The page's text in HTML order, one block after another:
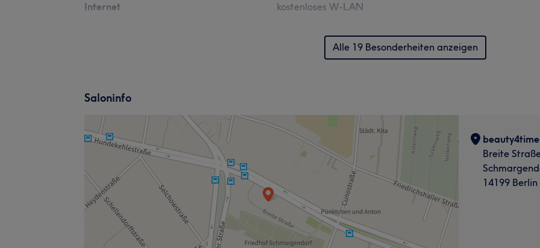
Internet kostenloses W-LAN
Alle 19 Besonderheiten anzeigen
Saloninfo
Breite
14199 Berlin